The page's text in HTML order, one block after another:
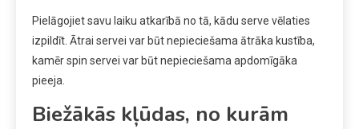
Pielāgojiet savu laiku atkarībā no tā, kādu serve vēlaties
izpildīt. Ātrai servei var būt nepieciešama ātrāka kustība,
kamēr spin servei var būt nepieciešama apdomīgāka
pieeja.
Biežākās kļūdas, no kurām